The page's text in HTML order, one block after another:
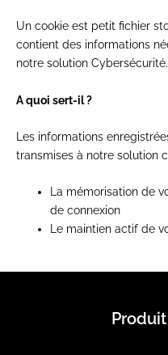
Un cookie est petit fichier
contient des informations
notre solution Cybersécurité.
A quoi sert-il ?
Les informations
transmises à notre solution
La mémorisation de
de connexion
Le maintien actif de